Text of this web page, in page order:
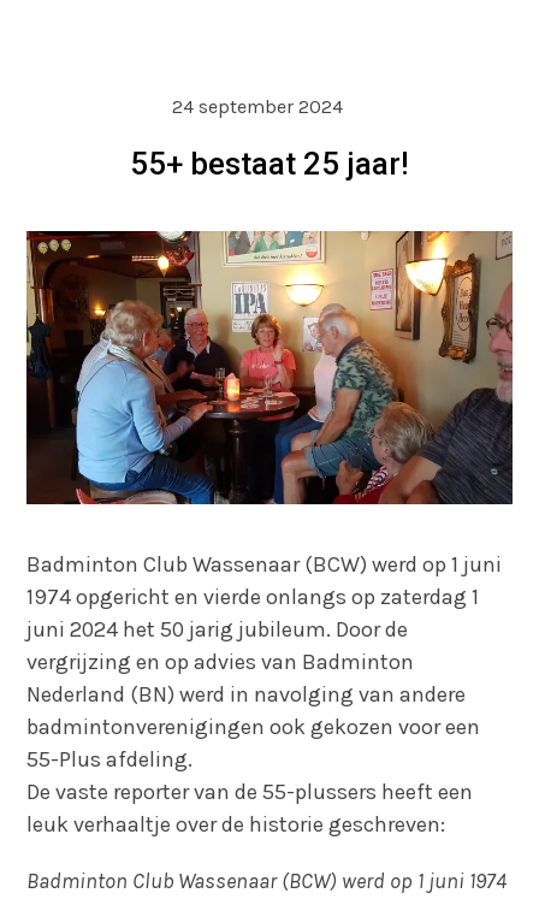
24 september 2024
55+ bestaat 25 jaar!
Badminton Club Wassenaar (BCW) werd op 1 juni
1974 opgericht en vierde onlangs op zaterdag 1
juni 2024 het 50 jarig jubileum. Door de
vergrijzing en op advies van Badminton
Nederland (BN) werd in navolging van andere
badmintonverenigingen ook gekozen voor een
55-Plus afdeling.
De vaste reporter van de 55-plussers heeft een
leuk verhaaltje over de historie geschreven:
Badminton Club Wassenaar (BCW) werd op 1 juni 1974